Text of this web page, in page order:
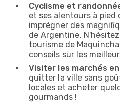
Cyclisme et
et ses alentours à pied
imprégner des
de Argentine.
tourisme de
conseils sur les
Visiter les marchés
quitter la ville sans
locales et acheter
gourmands !